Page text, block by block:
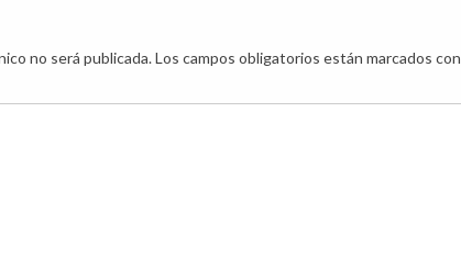
no será publicada.Los campos obligatorios están marcados con